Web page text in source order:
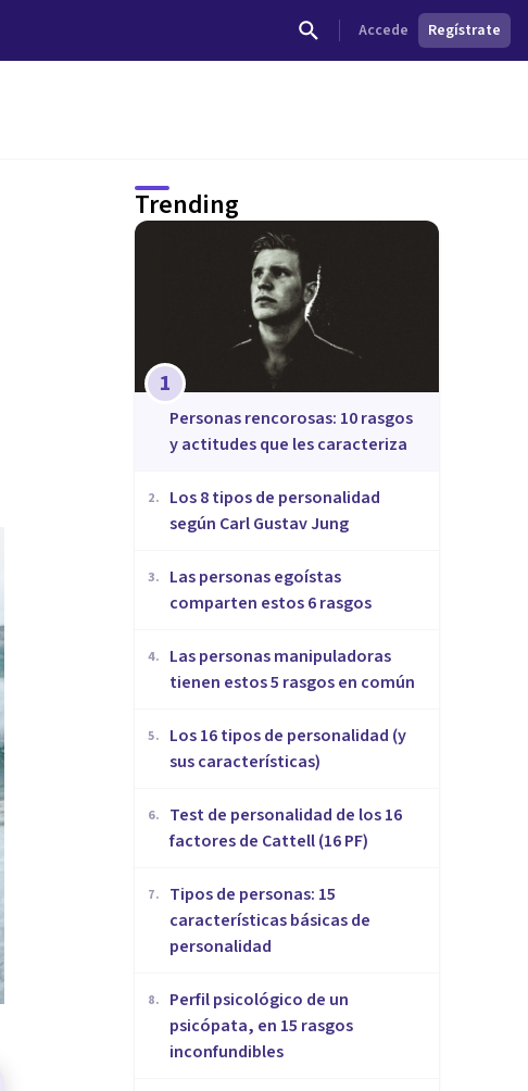
Accede Regístrate
Trending
1
​Personas rencorosas: 10 rasgos
y actitudes que les caracteriza
2.
​Los 8 tipos de personalidad
según Carl Gustav Jung
3.
Las personas egoístas
comparten estos 6 rasgos
4.
Las personas manipuladoras
tienen estos 5 rasgos en común
5.
Los 16 tipos de personalidad (y
sus características)
6.
Test de personalidad de los 16
factores de Cattell (16 PF)
7.
Tipos de personas: 15
características básicas de
personalidad
8.
Perfil psicológico de un
psicópata, en 15 rasgos
inconfundibles